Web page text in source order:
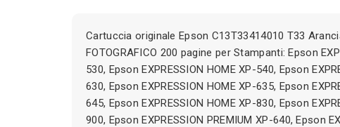
Cartuccia originale Epson C13T33414010 T33
FOTOGRAFICO 200 pagine per Stampanti: Epson
530, Epson EXPRESSION HOME XP-540, Epson
630, Epson EXPRESSION HOME XP-635, Epson
645, Epson EXPRESSION HOME XP-830, Epson
900, Epson EXPRESSION PREMIUM XP-640, Epson